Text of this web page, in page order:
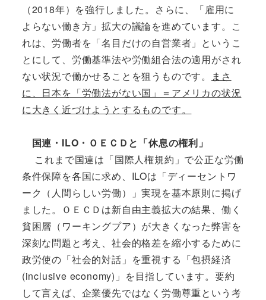
（2018年）を強行しました。さらに、「雇用に
よらない働き方」拡大の議論を進めています。こ
れは、労働者を「名目だけの自営業者」というこ
とにして、労働基準法や労働組合法の適用がされ
ない状況で働かせることを狙うものです。
まさ
に、日本を「労働法がない国」＝アメリカの状況
に大きく近づけようとするものです。
国連・ILO・ＯＥＣＤと「休息の権利」
これまで国連は「国際人権規約」で公正な労働
条件保障を各国に求め、ILOは「ディーセントワ
ーク（人間らしい労働）」実現を基本原則に掲げ
ました。ＯＥＣＤは新自由主義拡大の結果、働く
貧困層（ワーキングプア）が大きくなった弊害を
深刻な問題と考え、社会的格差を縮小するために
政労使の「社会的対話」を重視する「包摂経済
(inclusive economy)」を目指しています。要約
して言えば、企業優先ではなく労働尊重という考